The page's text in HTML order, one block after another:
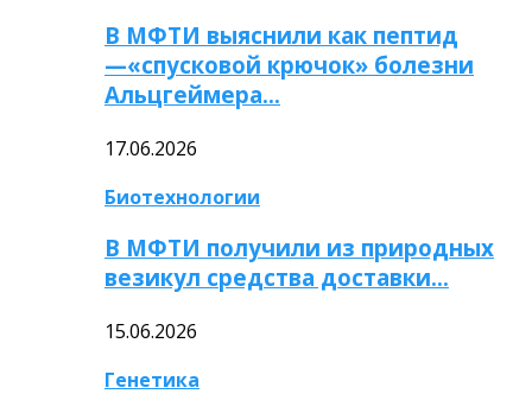
В МФТИ выяснили как пептид
—«спусковой крючок» болезни
Альцгеймера…
17.06.2026
Биотехнологии
В МФТИ получили из природных
везикул средства доставки…
15.06.2026
Генетика